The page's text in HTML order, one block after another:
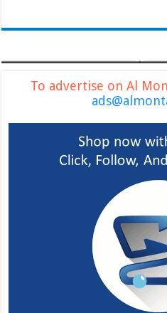
To advertise on Al